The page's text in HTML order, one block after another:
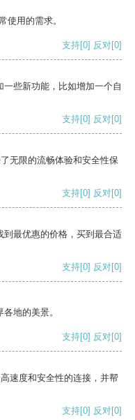
使用的需求。
支持[0] 反对[0]
些新功能，比如增加一个自
支持[0] 反对[0]
无限的流畅体验和安全性保
支持[0] 反对[0]
到最优惠的价格，买到最合适
支持[0] 反对[0]
地的美景。
支持[0] 反对[0]
速度和安全性的连接，并帮
支持[0] 反对[0]